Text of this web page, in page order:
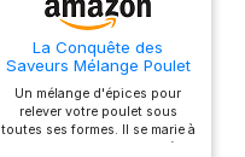
La Conquête des
Saveurs Mélange Poulet
75 g
Un mélange d'épices pour
relever votre poulet sous
toutes ses formes. Il se marie à